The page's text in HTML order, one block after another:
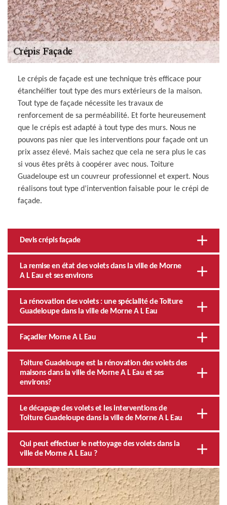
Le crépis de façade est une technique très efficace pour
étanchéifier tout type des murs extérieurs de la maison.
Tout type de façade nécessite les travaux de
renforcement de sa perméabilité. Et forte heureusement
que le crépis est adapté à tout type des murs. Nous ne
pouvons pas nier que les interventions pour façade ont un
prix assez élevé. Mais sachez que cela ne sera plus le cas
si vous êtes prêts à coopérer avec nous. Toiture
Guadeloupe est un couvreur professionnel et expert. Nous
réalisons tout type d’intervention faisable pour le crépi de
façade.
Devis crépis façade
La remise en état des volets dans la ville de Morne
A L Eau et ses environs
La rénovation des volets : une spécialité de Toiture
Guadeloupe dans la ville de Morne A L Eau
Façadier Morne A L Eau
Toiture Guadeloupe est la rénovation des volets des
maisons dans la ville de Morne A L Eau et ses
environs?
Le décapage des volets et les interventions de
Toiture Guadeloupe dans la ville de Morne A L Eau
Qui peut effectuer le nettoyage des volets dans la
ville de Morne A L Eau ?